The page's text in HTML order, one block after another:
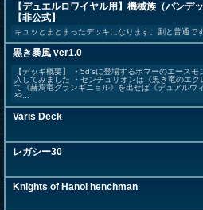
【デュエルロワイヤル用】機械族（バンデ
【非公式】
キュッとまとまったデッキになります。割と普通で
黒き暴風 ver1.0
【デッキ概要】 ・5d'sに登場するボマーのエースモ
入してみました ・センチュリオンは《黒き竜のエク
て《赫焉竜グランギニョル》を出せば《デュアルウ
や...
Varis Deck
レガシー30
Knights of Hanoi henchman